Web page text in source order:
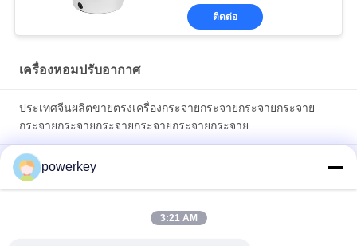
ติดต่อ
เครื่องหอมปรับอากาศ
ประเทศจีนผลิตขายตรงเครื่องกระจายกระจายกระจายกระจาย
กระจายกระจายกระจายกระจายกระจายกระจาย
ราคาขายตรงจากโรงงาน เครื่องพ่นไอน้ำอโรม่า น้ำมันหอมระเหย
ขนาดเล็ก 60 มล. อะลูมิเนียม
เครื่องกระจายน้ํามันอุดรธาตุพรีเมี่ยม 100Ml เครื่องกระจายอากาศ
powerkey
3:21 AM